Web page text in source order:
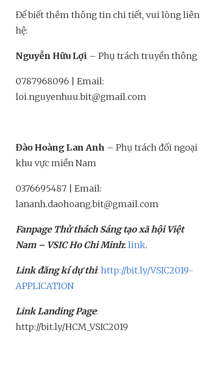
Để biết thêm thông tin chi tiết, vui lòng liên
hệ:
Nguyễn Hữu Lợi – Phụ trách truyền thông
0787968096 | Email:
loi.nguyenhuu.bit@gmail.com
Đào Hoàng Lan Anh – Phụ trách đối ngoại
khu vực miền Nam
0376695487 | Email:
lananh.daohoang.bit@gmail.com
Fanpage Thử thách Sáng tạo xã hội Việt
Nam – VSIC Ho Chi Minh: link.
Link đăng kí dự thi: http://bit.ly/VSIC2019-
APPLICATION
Link Landing Page:
http://bit.ly/HCM_VSIC2019